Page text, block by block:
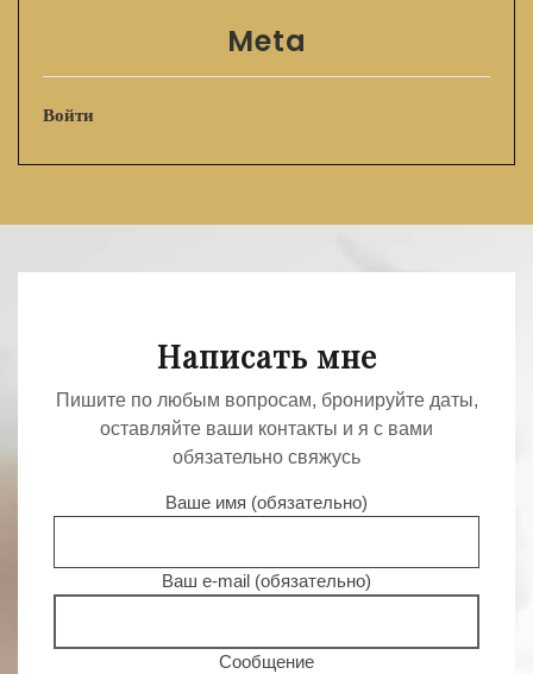
Meta
Войти
Написать мне
Пишите по любым вопросам, бронируйте даты,
оставляйте ваши контакты и я с вами
обязательно свяжусь
Ваше имя (обязательно)
Ваш e-mail (обязательно)
Сообщение